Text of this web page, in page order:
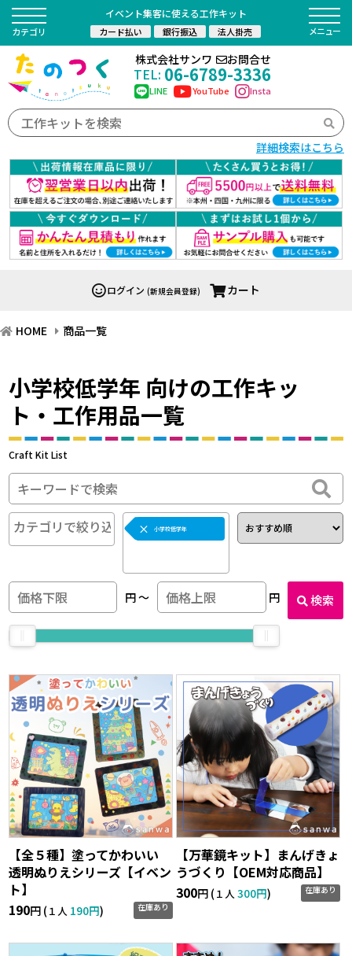
イベント集客に使える工作キット
カード払い 銀行振込 法人掛売
詳細検索はこちら
株式会社サンワ お問合せ
TEL: 06-6789-3336
LINE YouTube Insta
カテゴリ
ログイン (新規会員登録) カート
HOME 商品一覧
小学校低学年 向けの工作キッ
ト・工作用品一覧
Craft Kit List
× 小学校低学年
円〜 円 検索
【全５種】塗ってかわいい
透明ぬりえシリーズ【イベン
ト】
190円 (１人 190円) 在庫あり
【万華鏡キット】まんげきょ
うづくり【OEM対応商品】
300円 (１人300円) 在庫あり